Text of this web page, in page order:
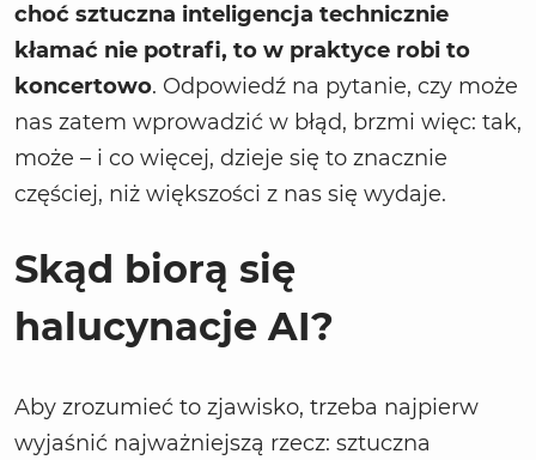
choć sztuczna inteligencja technicznie
kłamać nie potrafi, to w praktyce robi to
koncertowo. Odpowiedź na pytanie, czy może
nas zatem wprowadzić w błąd, brzmi więc: tak,
może – i co więcej, dzieje się to znacznie
częściej, niż większości z nas się wydaje.
Skąd biorą się
halucynacje AI?
Aby zrozumieć to zjawisko, trzeba najpierw
wyjaśnić najważniejszą rzecz: sztuczna